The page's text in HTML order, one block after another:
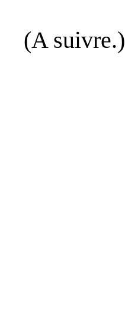
(A suivre.)